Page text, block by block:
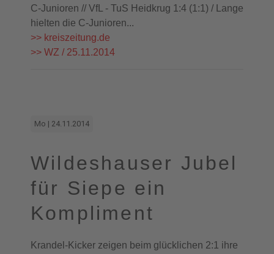
C-Junioren // VfL - TuS Heidkrug 1:4 (1:1) / Lange
hielten die C-Junioren...
>> kreiszeitung.de
>> WZ / 25.11.2014
Mo | 24.11.2014
Wildeshauser Jubel
für Siepe ein
Kompliment
Krandel-Kicker zeigen beim glücklichen 2:1 ihre